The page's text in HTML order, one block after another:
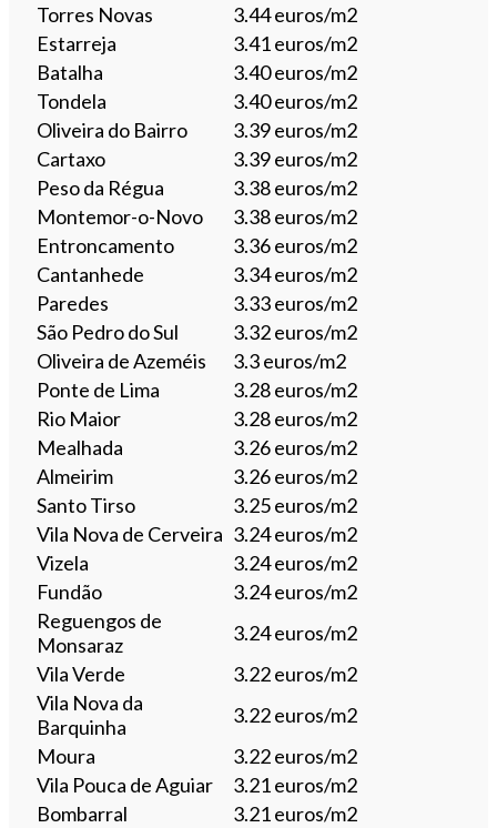
Torres Novas
3.44 euros/m2
Estarreja
3.41 euros/m2
Batalha
3.40 euros/m2
Tondela
3.40 euros/m2
Oliveira do Bairro
3.39 euros/m2
Cartaxo
3.39 euros/m2
Peso da Régua
3.38 euros/m2
Montemor-o-Novo
3.38 euros/m2
Entroncamento
3.36 euros/m2
Cantanhede
3.34 euros/m2
Paredes
3.33 euros/m2
São Pedro do Sul
3.32 euros/m2
Oliveira de Azeméis
3.3 euros/m2
Ponte de Lima
3.28 euros/m2
Rio Maior
3.28 euros/m2
Mealhada
3.26 euros/m2
Almeirim
3.26 euros/m2
Santo Tirso
3.25 euros/m2
Vila Nova de Cerveira 3.24 euros/m2
Vizela
3.24 euros/m2
Fundão
3.24 euros/m2
Reguengos de
Monsaraz
3.24 euros/m2
Vila Verde
3.22 euros/m2
Vila Nova da
Barquinha
3.22 euros/m2
Moura
3.22 euros/m2
Vila Pouca de Aguiar
3.21 euros/m2
Bombarral
3.21 euros/m2